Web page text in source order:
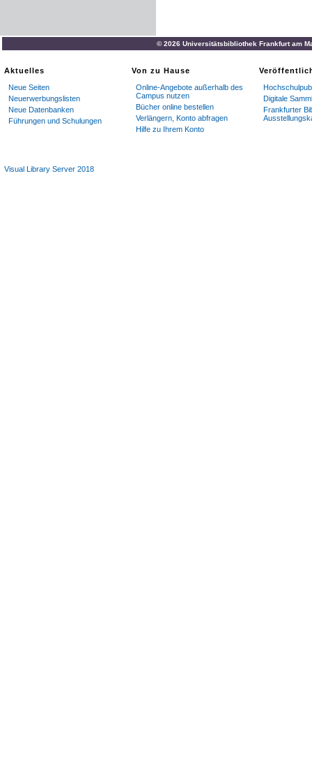
© 2026 Universitätsbibliothek Frankfurt am
Aktuelles
Neue Seiten
Neuerwerbungslisten
Neue Datenbanken
Führungen und Schulungen
Von zu Hause
Online-Angebote außerhalb des
Campus nutzen
Bücher online bestellen
Verlängern, Konto abfragen
Hilfe zu Ihrem Konto
Digitale
Frankfurter
Visual Library Server 2018